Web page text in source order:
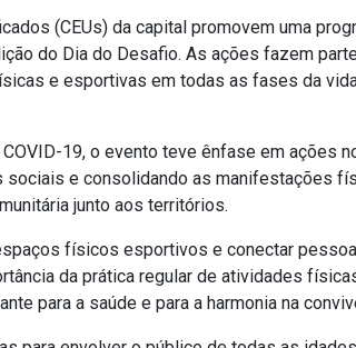
(CEUs) da capital promovem uma
do Dia do Desafio. As ações fazem
e esportivas em todas as fases da
19, o evento teve ênfase em ações
e consolidando as manifestações
junto aos territórios.
físicos esportivos e conectar
da prática regular de atividades
para a saúde e para a harmonia na